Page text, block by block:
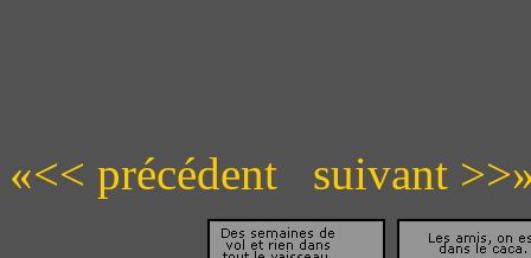
«<< précédent suivant